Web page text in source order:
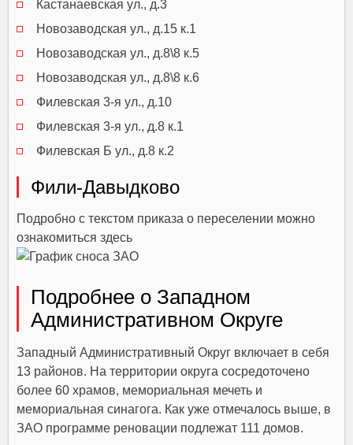
Кастанаевская ул., д.3
Новозаводская ул., д.15 к.1
Новозаводская ул., д.8\8 к.5
Новозаводская ул., д.8\8 к.6
Филевская 3-я ул., д.10
Филевская 3-я ул., д.8 к.1
Филевская Б ул., д.8 к.2
Фили-Давыдково
Подробно с текстом приказа о переселении можно
ознакомитьсяздесь
Подробнее о Западном
Административном Округе
Западный Административный Округ включает в себя
13 районов. На территории округа сосредоточено
более 60 храмов, мемориальная мечеть и
мемориальная синагога. Как уже отмечалось выше, в
ЗАО программе реновации подлежат 111 домов.